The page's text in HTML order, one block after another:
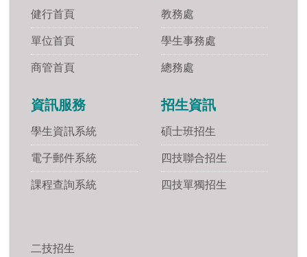
健行首頁
單位首頁
商管首頁
教務處
學生事務處
總務處
資訊服務
學生資訊系統
電子郵件系統
課程查詢系統
招生資訊
碩士班招生
四技聯合招生
四技單獨招生
二技招生